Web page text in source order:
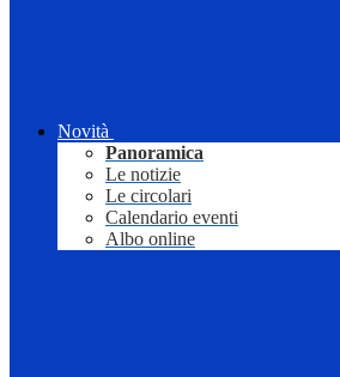
Novità
Panoramica
Le notizie
Le circolari
Calendario eventi
Albo online